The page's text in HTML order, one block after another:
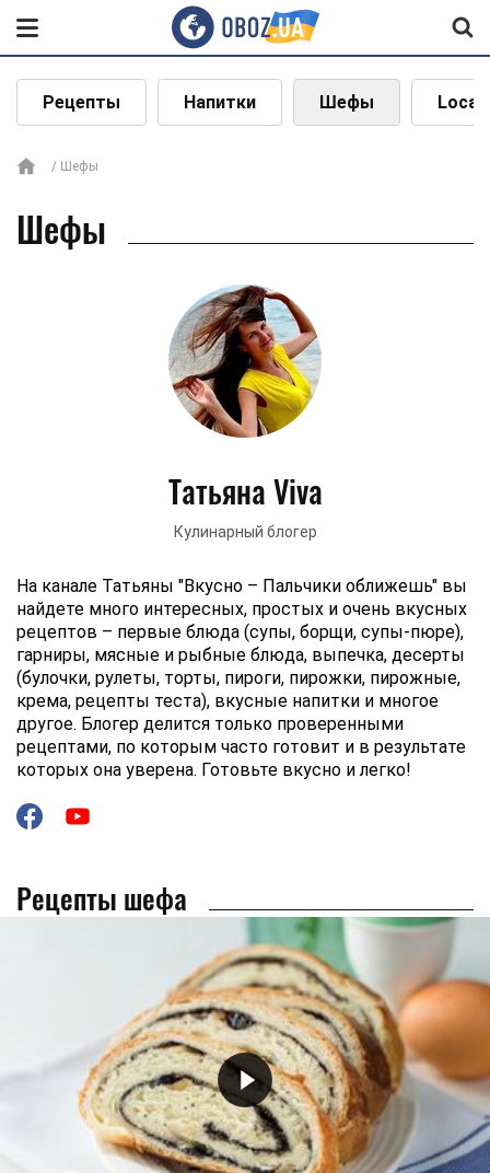
Рецепты Напитки Шефы Local
Шефы
Шефы
Татьяна Viva
Кулинарный блогер
На канале Татьяны "Вкусно – Пальчики оближешь" вы
найдете много интересных, простых и очень вкусных
рецептов – первые блюда (супы, борщи, супы-пюре),
гарниры, мясные и рыбные блюда, выпечка, десерты
(булочки, рулеты, торты, пироги, пирожки, пирожные,
крема, рецепты теста), вкусные напитки и многое
другое. Блогер делится только проверенными
рецептами, по которым часто готовит и в результате
которых она уверена. Готовьте вкусно и легко!
Рецепты шефа